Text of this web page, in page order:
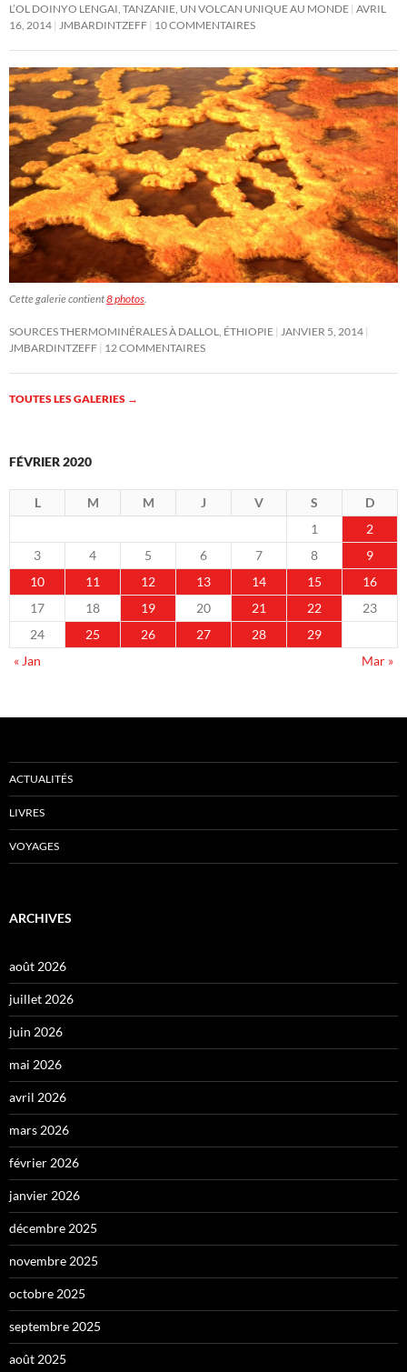
L’OL DOINYO LENGAI, TANZANIE, UN VOLCAN UNIQUE AU MONDE AVRIL
16, 2014
JMBARDINTZEFF 10 COMMENTAIRES
Cette galerie contient8 photos
SOURCES THERMOMINÉRALES À DALLOL, ÉTHIOPIE
JANVIER 5, 2014
JMBARDINTZEFF 12 COMMENTAIRES
TOUTES LES GALERIES →
FÉVRIER 2020
L M M J V S
D
1
2
3
4 5 6 7 8
9
10
11 12 13 14 15
16
17
18 19 20 21 22
23
24
25 26 27 28
29
« Jan
Mar »
ACTUALITÉS
LIVRES
VOYAGES
ARCHIVES
août 2026
juillet 2026
juin 2026
mai 2026
avril 2026
mars 2026
février 2026
janvier 2026
décembre 2025
novembre 2025
octobre 2025
septembre 2025
août 2025